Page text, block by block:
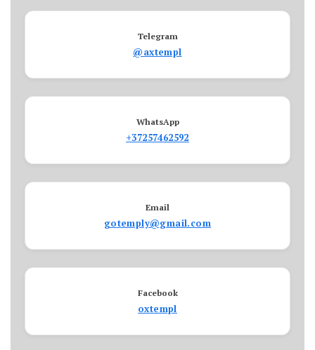
Telegram
@axtempl
WhatsApp
+37257462592
Email
gotemply@gmail.com
Facebook
oxtempl